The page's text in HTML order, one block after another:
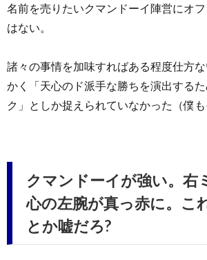
名前を売りたいクマンドーイ陣営にオ
はない。
諸々の事情を加味すればある程度仕方
かく「天心のド派手な勝ちを演出する
ク」としか捉えられていなかった（僕も
クマンドーイが強い。右
心の左腕が真っ赤に。こ
とか嘘だろ?